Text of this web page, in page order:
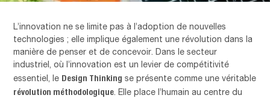
L’innovation ne se limite pas à l’adoption de nouvelles
technologies ; elle implique également une révolution dans la
manière de penser et de concevoir. Dans le secteur
industriel, où l’innovation est un levier de compétitivité
essentiel, le Design Thinking se présente comme une véritable
révolution méthodologique . Elle place l’humain au centre du